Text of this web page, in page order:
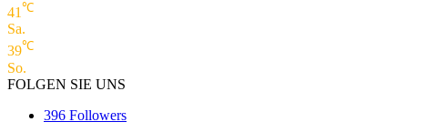
41 ℃
Sa.
39℃
So.
FOLGEN SIE UNS
396 Followers